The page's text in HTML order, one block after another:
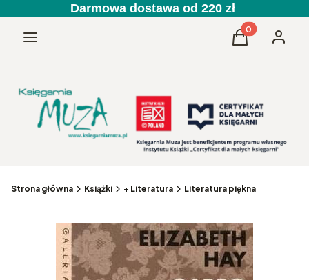
Darmowa dostawa od 220 zł
Menu Produkty w
Koszyk
Strona główna Książki + Literatura Literatura piękna